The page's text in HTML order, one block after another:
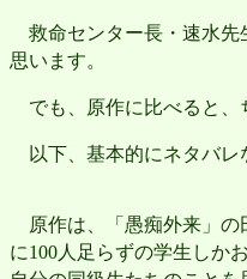
救命センター長・速水先
思います。
でも、原作に比べると、
以下、基本的にネタバレ
原作は、「愚痴外来」の
に100人足らずの学生しかお